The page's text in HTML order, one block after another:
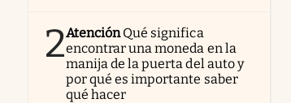
2AtenciónQué significa
encontrar una moneda en la
manija de la puerta del auto y
por qué es importante saber
qué hacer